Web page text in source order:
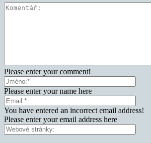
Please enter your comment!
Please enter your name here
You have entered an incorrect email address!
Please enter your email address here